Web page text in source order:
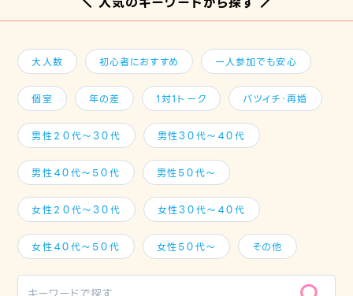
大人数 初心者におすすめ 一人参加でも安心
個室 年の差 1対1トーク バツイチ・再婚
男性２０代～３０代 男性３０代～４０代
男性４０代～５０代 男性５０代～
女性２０代～３０代 女性３０代～４０代
女性４０代～５０代 女性５０代～ その他